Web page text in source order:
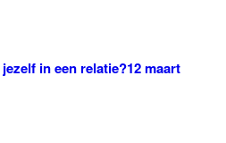
in een relatie?12 maart